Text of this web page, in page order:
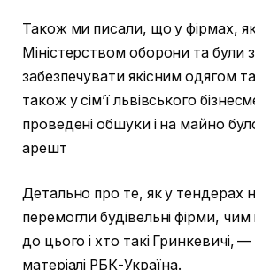
Також ми писали, що у фірмах,
Міністерством оборони та були
забезпечувати якісним одягом
також у сім’ї львівського
проведені обшуки і на майно
арешт
Детально про те, як у тендерах
перемогли будівельні фірми,
до цього і хто такі Гринкевичі,
матеріалі РБК-Україна.